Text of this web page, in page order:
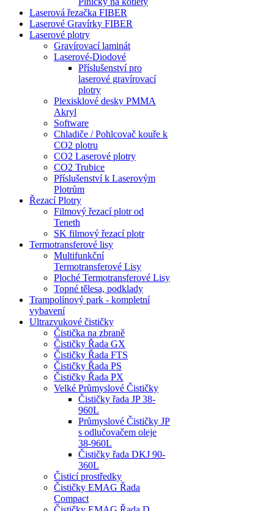
Laserová řezačka FIBER
Laserové Gravírky FIBER
Laserové plotry
Gravírovací laminát
Laserové-Diodové
Příslušenství pro
laserové gravírovací
plotry
Plexisklové desky PMMA
Akryl
Software
Chladiče / Pohlcovač kouře k
CO2 plotru
CO2 Laserové plotry
CO2 Trubice
Příslušenství k Laserovým
Plotrům
Řezací Plotry
Filmový řezací plotr od
Teneth
SK filmový řezací plotr
Termotransferové lisy
Multifunkční
Termotransferové Lisy
Ploché Termotransferové Lisy
Topné tělesa, podklady
Trampolínový park - kompletní
vybavení
Ultrazvukové čističky
Čistička na zbraně
Čističky Řada GX
Čističky Řada FTS
Čističky Řada PS
Čističky Řada PX
Velké Průmyslové Čističky
Čističky řada JP 38-
960L
Průmyslové Čističky JP
s odlučovačem oleje
38-960L
Čističky řada DKJ 90-
360L
Čisticí prostředky
Čističky EMAG Řada
Compact